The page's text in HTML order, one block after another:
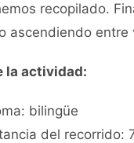
recopilado.
ascendiendo entre
la actividad:
bilingüe
del recorrido: